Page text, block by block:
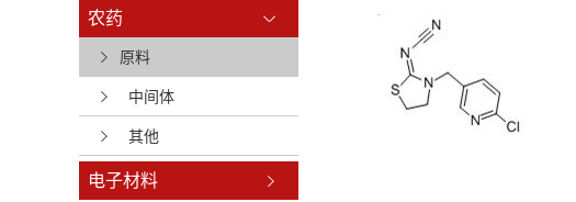
农药
原料
中间体
其他
电子材料